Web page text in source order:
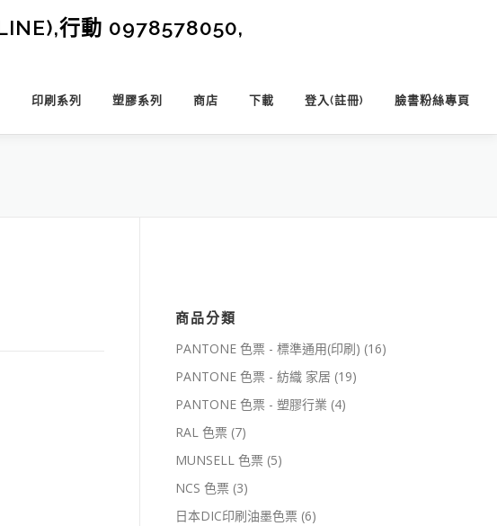
行動 0978578050,
印刷系列 塑膠系列 商店 下載 登入(註冊) 臉書粉絲專頁
商品分類
PANTONE 色票 - 標準通用(印刷) (16)
PANTONE 色票 - 紡織 家居 (19)
PANTONE 色票 - 塑膠行業 (4)
RAL 色票 (7)
MUNSELL 色票 (5)
NCS 色票 (3)
日本DIC印刷油墨色票 (6)